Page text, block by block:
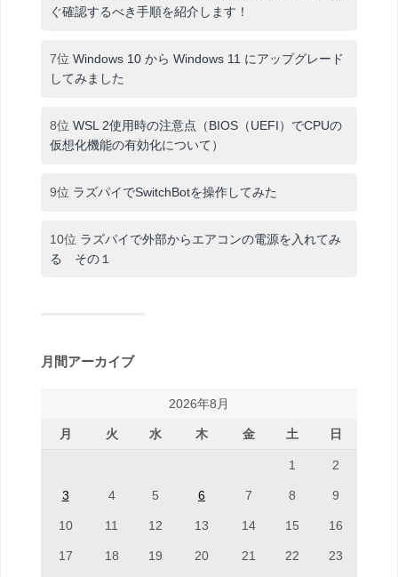
ぐ確認するべき手順を紹介します！
7位 Windows 10 から Windows 11 にアップグレード
してみました
8位 WSL 2使用時の注意点（BIOS（UEFI）でCPUの
仮想化機能の有効化について）
9位 ラズパイでSwitchBotを操作してみた
10位 ラズパイで外部からエアコンの電源を入れてみ
る その１
月間アーカイブ
2026年8月
月 火 水 木 金 土 日
1 2
3 4 5 6 7 8 9
10 11 12 13 14 15 16
17 18 19 20 21 22 23